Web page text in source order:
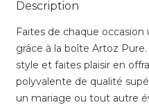
Description
Faites de chaque
grâce à la boîte Artoz
style et faites plaisir en
polyvalente de qualité
un mariage ou tout autre